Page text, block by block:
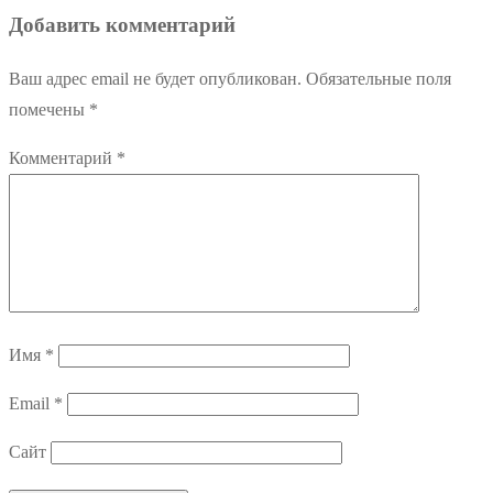
записям
Добавить комментарий
Ваш адрес email не будет опубликован. Обязательные поля
помечены *
Комментарий *
Имя *
Email *
Сайт